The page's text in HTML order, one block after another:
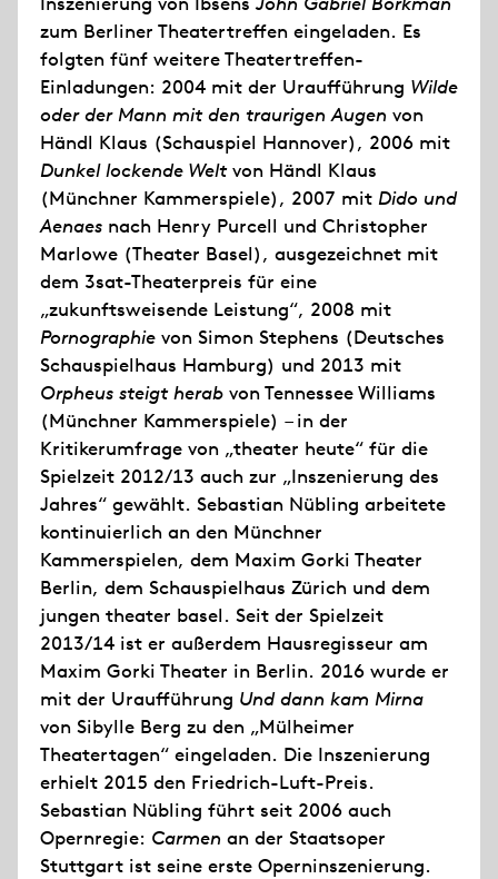
zum Berliner Theatertreffen eingeladen. Es
folgten fünf weitere Theatertreffen-
Einladungen: 2004 mit der Uraufführung Wilde
oder der Mann mit den traurigen Augen von
Händl Klaus (Schauspiel Hannover), 2006 mit
Dunkel lockende Weltvon Händl Klaus
(Münchner Kammerspiele), 2007 mit Dido und
Aenaes nach Henry Purcell und Christopher
Marlowe (Theater Basel), ausgezeichnet mit
dem 3sat-Theaterpreis für eine
„zukunftsweisende Leistung“, 2008 mit
Pornographie von Simon Stephens (Deutsches
Schauspielhaus Hamburg) und 2013 mit
Orpheus steigt herab von Tennessee Williams
(Münchner Kammerspiele) – in der
Kritikerumfrage von „theater heute“ für die
Spielzeit 2012/13 auch zur „Inszenierung des
Jahres“ gewählt. Sebastian Nübling arbeitete
kontinuierlich an den Münchner
Kammerspielen, dem Maxim Gorki Theater
Berlin, dem Schauspielhaus Zürich und dem
jungen theater basel. Seit der Spielzeit
2013/14 ist er außerdem Hausregisseur am
Maxim Gorki Theater in Berlin. 2016 wurde er
mit der Uraufführung Und dann kam Mirna
von Sibylle Berg zu den „Mülheimer
Theatertagen“ eingeladen. Die Inszenierung
erhielt 2015 den Friedrich-Luft-Preis.
Sebastian Nübling führt seit 2006 auch
Opernregie: Carmen an der Staatsoper
Stuttgart ist seine erste Operninszenierung.